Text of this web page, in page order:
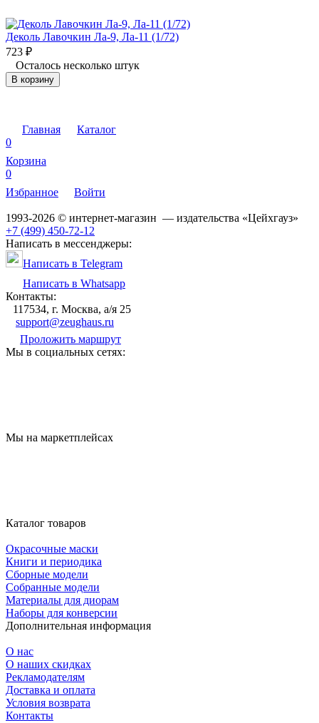
Деколь Лавочкин Ла-9, Ла-11 (1/72)
723 ₽
Осталось несколько штук
В корзину
Главная
Каталог
0
Корзина
0
Избранное
Войти
1993-2026 © интернет-магазин — издательства «Цейхгауз»
+7 (499) 450-72-12
Написать в мессенджеры:
Написать в Telegram
Написать в Whatsapp
Контакты:
117534, г. Москва, а/я 25
support@zeughaus.ru
Проложить маршрут
Мы в социальных сетях:
Мы на маркетплейсах
Каталог товаров
Окрасочные маски
Книги и периодика
Сборные модели
Собранные модели
Материалы для диорам
Наборы для конверсии
Дополнительная информация
О нас
О наших скидках
Рекламодателям
Доставка и оплата
Условия возврата
Контакты